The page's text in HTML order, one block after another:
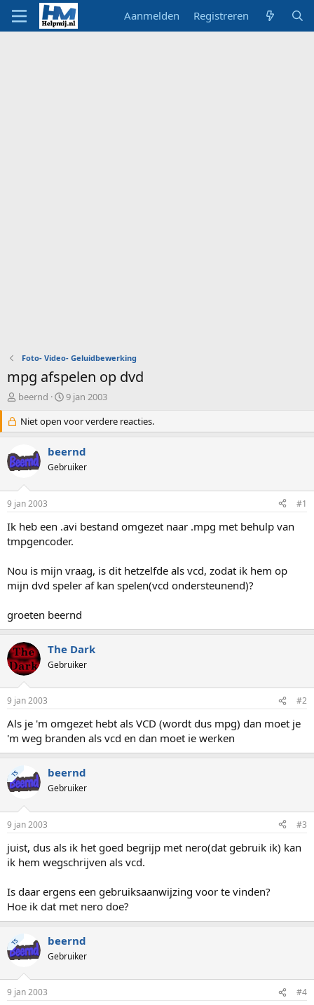
Aanmelden Registreren
Foto- Video- Geluidbewerking
mpg afspelen op dvd
O
d
e
w
e
s
t
a
r
e
r
beernd
S
a
r
d
a
m
9 jan 2003
Niet open voor verdere reacties.
beernd
Gebruiker
9 jan 2003 #1
Ik heb een .avi bestand omgezet naar .mpg met behulp van
tmpgencoder.
Nou is mijn vraag, is dit hetzelfde als vcd, zodat ik hem op
mijn dvd speler af kan spelen(vcd ondersteunend)?
groeten beernd
The Dark
Gebruiker
9 jan 2003 #2
Als je 'm omgezet hebt als VCD (wordt dus mpg) dan moet je
'm weg branden als vcd en dan moet ie werken
TS beernd
Gebruiker
9 jan 2003 #3
juist, dus als ik het goed begrijp met nero(dat gebruik ik) kan
ik hem wegschrijven als vcd.
Is daar ergens een gebruiksaanwijzing voor te vinden?
Hoe ik dat met nero doe?
TS beernd
Gebruiker
9 jan 2003 #4